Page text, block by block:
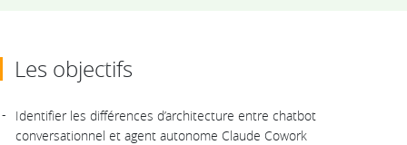
Les objectifs
Identifier les différences d’architecture entre chatbot
conversationnel et agent autonome Claude Cowork